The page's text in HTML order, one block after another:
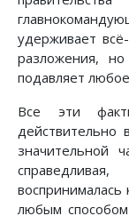
удерживает
разложения,
подавляет
Все эти
действительно
значительной
воспринималась
любым